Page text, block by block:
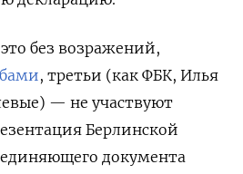
без возражений,
, третьи (как ФБК, Илья
— не участвуют
Берлинской
документа